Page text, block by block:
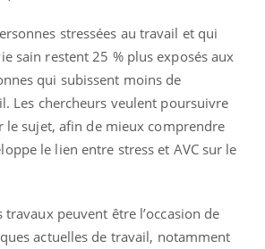
stressées au travail et qui
sain restent 25 % plus exposés aux
qui subissent moins de
Les chercheurs veulent poursuivre
le sujet, afin de mieux comprendre
le lien entre stress et AVC sur le
travaux peuvent être l’occasion de
actuelles de travail, notamment